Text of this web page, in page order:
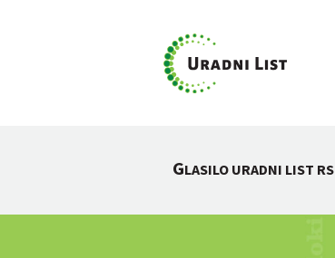
GLASILO URADNI LIST RS